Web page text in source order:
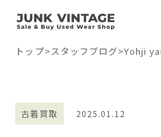
トップ>スタッフブログ>Yohji
古着買取 2025.01.12